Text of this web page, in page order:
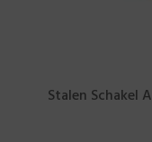
Stalen Schakel